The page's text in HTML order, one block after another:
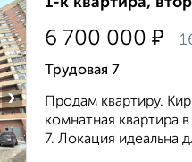
›
6 700 000 ₽
Трудовая 7
Продам квартиру.
комнатная квартира
7. Локация идеальна